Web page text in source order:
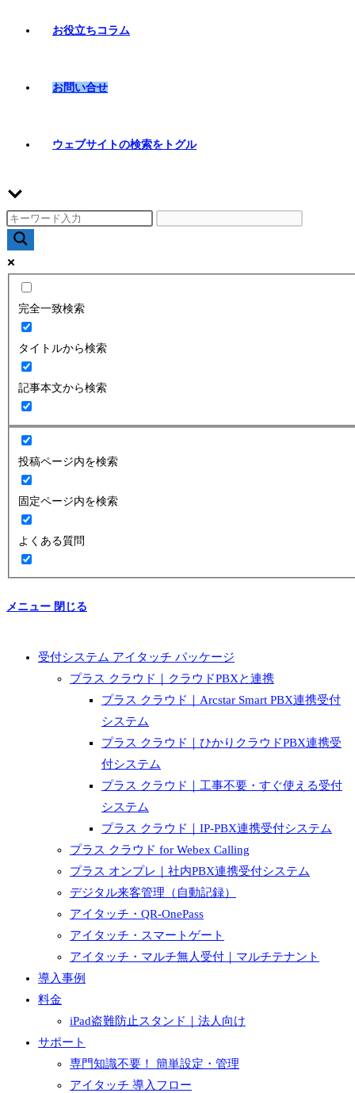
お役立ちコラム
お問い合せ
ウェブサイトの検索をトグル
完全一致検索
タイトルから検索
記事本文から検索
投稿ページ内を検索
固定ページ内を検索
よくある質問
メニュー 閉じる
受付システム アイタッチ パッケージ
プラス クラウド｜クラウドPBXと連携
プラス クラウド｜Arcstar Smart PBX連携受付
システム
プラス クラウド｜ひかりクラウドPBX連携受
付システム
プラス クラウド｜工事不要・すぐ使える受付
システム
プラス クラウド｜IP-PBX連携受付システム
プラス クラウド for Webex Calling
プラス オンプレ｜社内PBX連携受付システム
デジタル来客管理（自動記録）
アイタッチ・QR-OnePass
アイタッチ・スマートゲート
アイタッチ・マルチ無人受付｜マルチテナント
導入事例
料金
iPad盗難防止スタンド｜法人向け
サポート
専門知識不要！ 簡単設定・管理
アイタッチ 導入フロー